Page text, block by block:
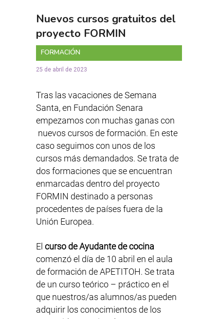
Nuevos cursos gratuitos del
proyecto FORMIN
FORMACIÓN
25 de abril de 2023
Tras las vacaciones de Semana
Santa, en Fundación Senara
empezamos con muchas ganas con
nuevos cursos de formación. En este
caso seguimos con unos de los
cursos más demandados. Se trata de
dos formaciones que se encuentran
enmarcadas dentro del proyecto
FORMIN destinado a personas
procedentes de países fuera de la
Unión Europea.
El curso de Ayudante de cocina
comenzó el día de 10 abril en el aula
de formación de APETITOH. Se trata
de un curso teórico – práctico en el
que nuestros/as alumnos/as pueden
adquirir los conocimientos de los